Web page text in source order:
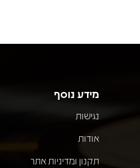
מידע נוסף
נגישות
אודות
תקנון ומדיניות אתר